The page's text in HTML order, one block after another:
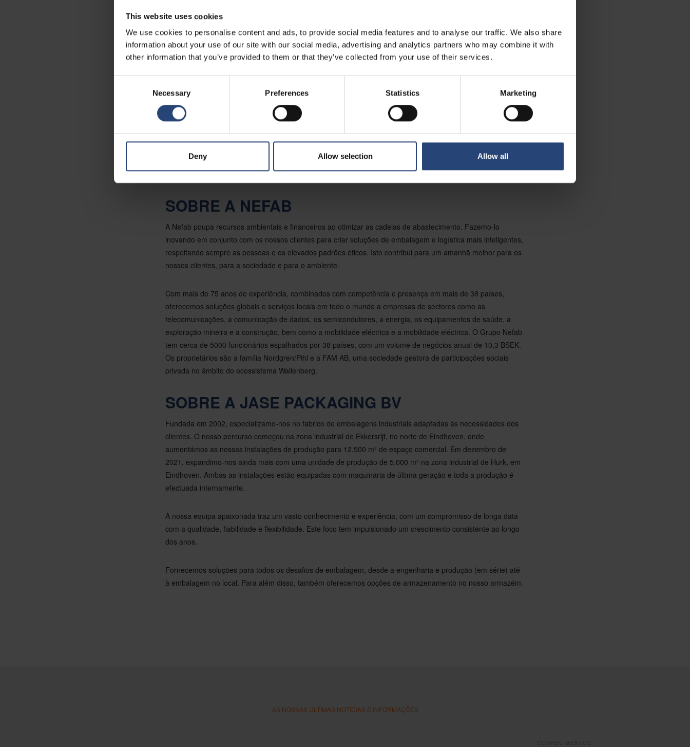
This website uses cookies
We use cookies to personalise content and ads, to provide social media features and to analyse our traffic. We also share
information about your use of our site with our social media, advertising and analytics partners who may combine it with
other information that you’ve provided to them or that they’ve collected from your use of their services.
Necessary Preferences Statistics Marketing
Deny Allow selection Allow all
"Esta aquisição permite-nos melhorar ainda mais a nossa capacidade de fornecer soluções inovadoras que
por receber a equipa da Jase e da Heuman no Grupo Nefab", afirmou Rui Garrido, Vice-Presidente Executivo
da Nefab EMEA.
Após a aquisição da Jase e da Heuman, o Grupo Nefab conta atualmente com mais de 5.000 colaboradores
em 38 países, com um volume de negócios anual superior a 10 mil milhões de coroas suecas.
Para mais informações, contactar: Oscar Gestblom (oscar.gestblom@nefab.com) EVP Marketing e
Comunicação, Nefab AB Telemóvel: +46 72 583 81 03
Para saber mais sobre as soluções de embalagem inovadoras e sustentáveis da Nefab, visite o nosso sítio
WebSoluções de embalagem | Grupo Nefab
SOBRE A NEFAB
A Nefab poupa recursos ambientais e financeiros ao otimizar as cadeias de abastecimento. Fazemo-lo
inovando em conjunto com os nossos clientes para criar soluções de embalagem e logística mais inteligentes,
respeitando sempre as pessoas e os elevados padrões éticos. Isto contribui para um amanhã melhor para os
nossos clientes, para a sociedade e para o ambiente.
Com mais de 75 anos de experiência, combinados com competência e presença em mais de 38 países,
oferecemos soluções globais e serviços locais em todo o mundo a empresas de sectores como as
telecomunicações, a comunicação de dados, os semicondutores, a energia, os equipamentos de saúde, a
exploração mineira e a construção, bem como a mobilidade eléctrica e a mobilidade eléctrica. O Grupo Nefab
tem cerca de 5000 funcionários espalhados por 38 países, com um volume de negócios anual de 10,3 BSEK.
Os proprietários são a família Nordgren/Pihl e a FAM AB, uma sociedade gestora de participações sociais
privada no âmbito do ecossistema Wallenberg.
SOBRE A JASE PACKAGING BV
Fundada em 2002, especializamo-nos no fabrico de embalagens industriais adaptadas às necessidades dos
clientes. O nosso percurso começou na zona industrial de Ekkersrijt, no norte de Eindhoven, onde
aumentámos as nossas instalações de produção para 12.500 m² de espaço comercial. Em dezembro de
2021, expandimo-nos ainda mais com uma unidade de produção de 5.000 m² na zona industrial de Hurk, em
Eindhoven. Ambas as instalações estão equipadas com maquinaria de última geração e toda a produção é
efectuada internamente.
A nossa equipa apaixonada traz um vasto conhecimento e experiência, com um compromisso de longa data
com a qualidade, fiabilidade e flexibilidade. Este foco tem impulsionado um crescimento consistente ao longo
dos anos.
Fornecemos soluções para todos os desafios de embalagem, desde a engenharia e produção (em série) até
à embalagem no local. Para além disso, também oferecemos opções de armazenamento no nosso armazém.
AS NOSSAS ÚLTIMAS NOTÍCIAS E INFORMAÇÕES